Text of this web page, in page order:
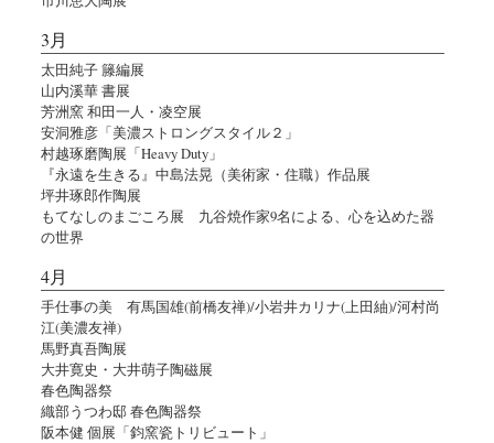
3月
太田純子 籐編展
山内溪華 書展
芳洲窯 和田一人・凌空展
安洞雅彦「美濃ストロングスタイル２」
村越琢磨陶展「Heavy Duty」
『永遠を生きる』中島法晃（美術家・住職）作品展
坪井琢郎作陶展
もてなしのまごころ展 九谷焼作家9名による、心を込めた器
の世界
4月
手仕事の美 有馬国雄(前橋友禅)/小岩井カリナ(上田紬)/河村尚
江(美濃友禅)
馬野真吾陶展
大井寛史・大井萌子陶磁展
春色陶器祭
織部うつわ邸 春色陶器祭
阪本健 個展「鈞窯瓷トリビュート」